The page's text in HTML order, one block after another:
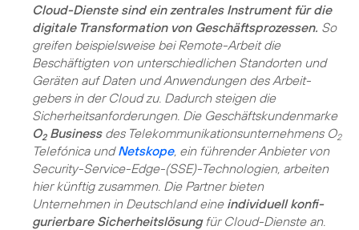
Cloud-Dienste sind ein zentrales Instrument für die
digitale Transformation von Geschäftsprozessen. So
greifen beispielsweise bei Remote-Arbeit die
Beschäftigten von unterschiedlichen Standorten und
Geräten auf Daten und Anwendungen des Arbeit­
gebers in der Cloud zu. Dadurch steigen die
Sicherheitsanforderungen. Die Geschäftskundenmarke
O2Businessdes Telekommunikationsunternehmens O2
Telefónica undNetskope, ein führender Anbieter von
Security-Service-Edge-(SSE)-Technologien, arbeiten
hier künftig zusammen. Die Partner bieten
Unternehmen in Deutschland eine individuell konfi­
gurierbare Sicherheitslösungfür Cloud-Dienste an.